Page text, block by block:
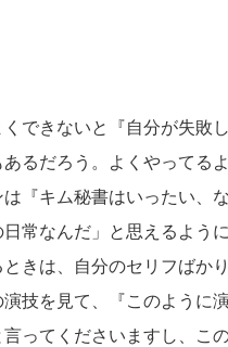
くできないと『自分が失敗
るだろう。よくやってる
『キム秘書はいったい、
常なんだ」と思えるよう
ときは、自分のセリフばか
技を見て、『このように
ってくださいますし、こ